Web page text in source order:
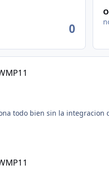
0
todo bien sin la integracion